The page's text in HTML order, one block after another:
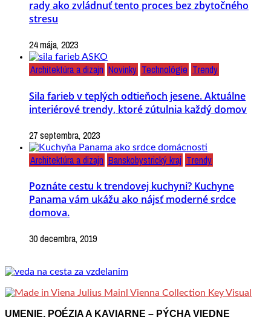
rady ako zvládnuť tento proces bez zbytočného
stresu
24 mája, 2023
Architektúra a dizajn Novinky Technológie Trendy
Sila farieb v teplých odtieňoch jesene. Aktuálne
interiérové trendy, ktoré zútulnia každý domov
27 septembra, 2023
Architektúra a dizajn Banskobystrický kraj Trendy
Poznáte cestu k trendovej kuchyni? Kuchyne
Panama vám ukážu ako nájsť moderné srdce
domova.
30 decembra, 2019
UMENIE, POÉZIA A KAVIARNE – PÝCHA VIEDNE